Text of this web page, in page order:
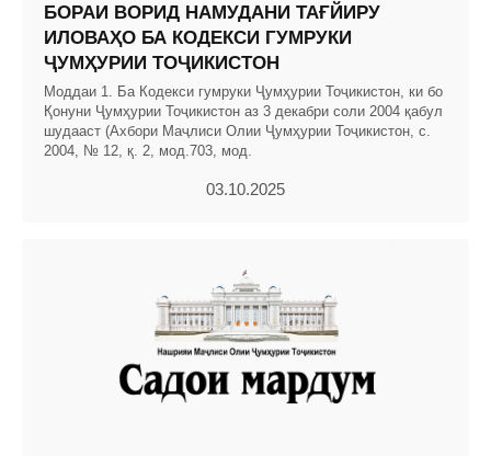
БОРАИ ВОРИД НАМУДАНИ ТАҒЙИРУ
ИЛОВАҲО БА КОДЕКСИ ГУМРУКИ
ҶУМҲУРИИ ТОҶИКИСТОН
Моддаи 1. Ба Кодекси гумруки Ҷумҳурии Тоҷикистон, ки бо
Қонуни Ҷумҳурии Тоҷикистон аз 3 декабри соли 2004 қабул
шудааст (Ахбори Маҷлиси Олии Ҷумҳурии Тоҷикистон, с.
2004, № 12, қ. 2, мод.703, мод.
03.10.2025